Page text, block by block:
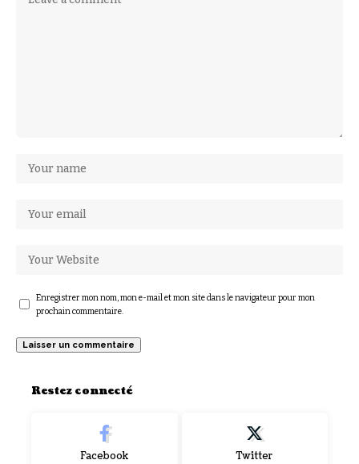
Enregistrer mon nom, mon e-mail et mon site dans le navigateur pour mon
prochain commentaire.
Restez connecté
Facebook Twitter